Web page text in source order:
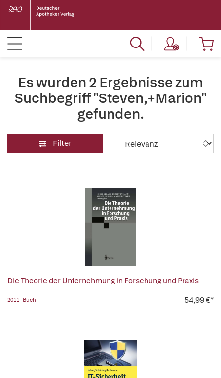
Es wurden 2 Ergebnisse zum
Suchbegriff "Steven,+Marion"
gefunden.
Filter
Die Theorie der Unternehmung in Forschung und Praxis
2011 | Buch 54,99 €*